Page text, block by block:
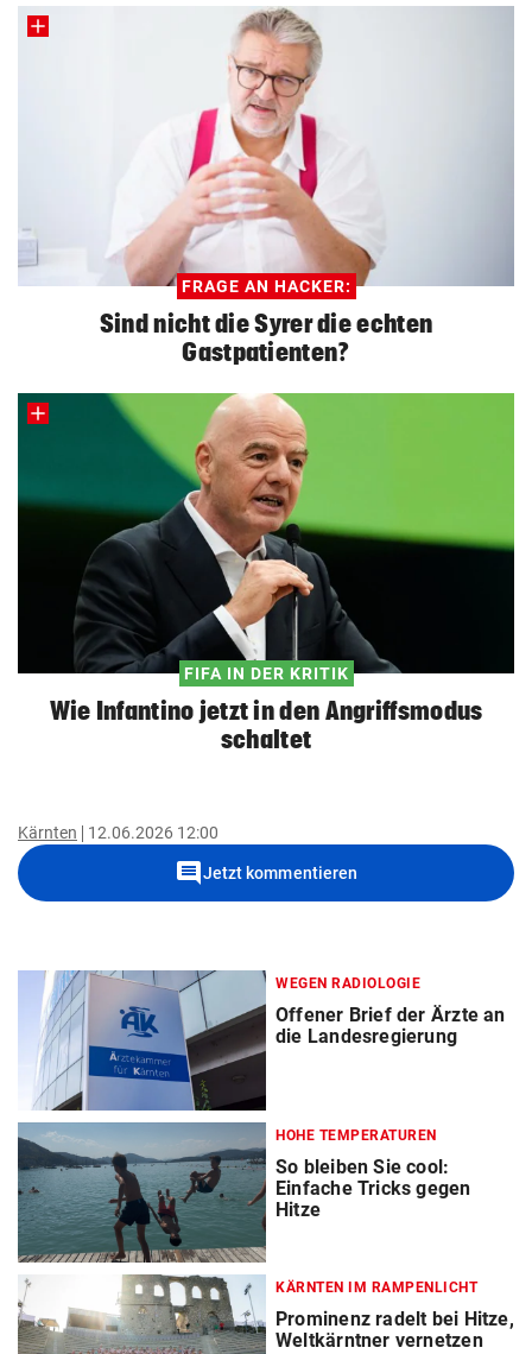
FRAGE AN HACKER:
Sind nicht die Syrer die echten
Gastpatienten?
FIFA IN DER KRITIK
Wie Infantino jetzt in den Angriffsmodus
schaltet
Kärnten 12.06.2026 12:00
commentJetzt kommentieren
WEGEN RADIOLOGIE
Offener Brief der Ärzte an
die Landesregierung
HOHE TEMPERATUREN
So bleiben Sie cool:
Einfache Tricks gegen
Hitze
KÄRNTEN IM RAMPENLICHT
Prominenz radelt bei Hitze,
Weltkärntner vernetzen